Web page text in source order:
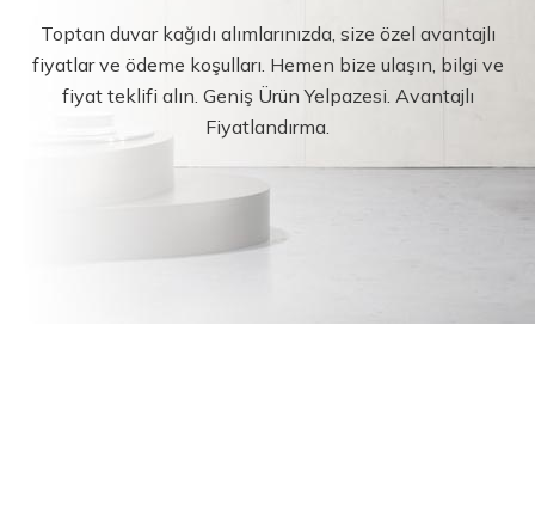
Toptan duvar kağıdı alımlarınızda, size özel avantajlı
fiyatlar ve ödeme koşulları. Hemen bize ulaşın, bilgi ve
fiyat teklifi alın. Geniş Ürün Yelpazesi. Avantajlı
Fiyatlandırma.